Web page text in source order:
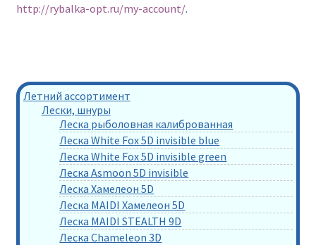
http://rybalka-opt.ru/my-account/.
Летний ассортимент
Лески, шнуры
Леска рыболовная калиброванная
Леска White Fox 5D invisible blue
Леска White Fox 5D invisible green
Леска Asmoon 5D invisible
Леска Хамелеон 5D
Леска MAIDI Хамелеон 5D
Леска MAIDI STEALTH 9D
Леска Chameleon 3D